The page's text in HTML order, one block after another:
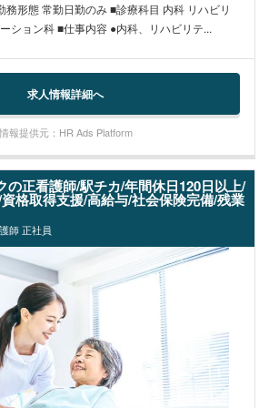
務形態 常勤日勤のみ ■診療科目 内科 リハビリ
ション科 ■仕事内容 ●内科、リハビリテ...
求人情報詳細へ
情報提供元：HR Ads Platform
の正看護師/駅チカ/年間休日120日以上/
格取得支援/高給与/社会保険完備/残業
師 正社員